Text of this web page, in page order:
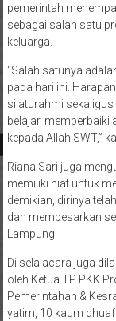
pemerintah
sebagai salah satu
keluarga.
“Salah satunya
pada hari ini.
silaturahmi sekaligus
belajar, memperbaiki
kepada Allah SWT,”
Riana Sari juga
memiliki niat untuk
demikian, dirinya
dan membesarkan
Lampung.
Di sela acara juga
oleh Ketua TP PKK
Pemerintahan &
yatim, 10 kaum